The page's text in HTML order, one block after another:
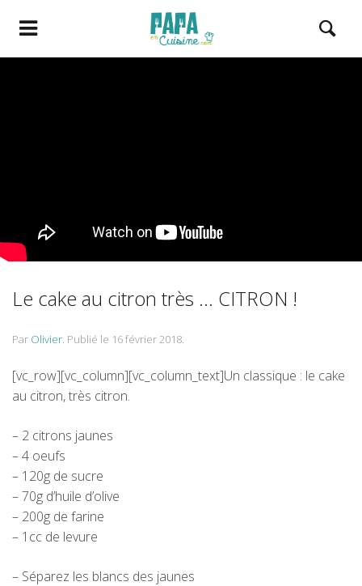
Le cake au citron très … CITRON !
Par Olivier. Publié le 16 février 2018.
[vc_row][vc_column][vc_column_text]Un classique : le cake
au citron, très citron.
– 2 citrons jaunes
– 4 oeufs
– 120g de sucre
– 70g d’huile d’olive
– 200g de farine
– 1cc de levure
– Séparez les blancs des jaunes